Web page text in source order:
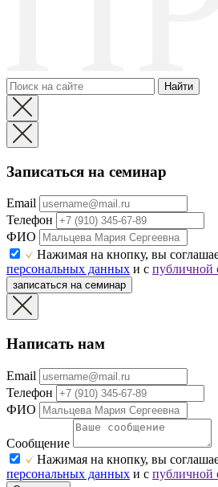
Найти
Записаться на семинар
Email
Телефон
ФИО
Нажимая на кнопку, вы
персональных данных и с публичной
записаться на семинар
Написать нам
Email
Телефон
ФИО
Сообщение
Нажимая на кнопку, вы
персональных данных и с публичной